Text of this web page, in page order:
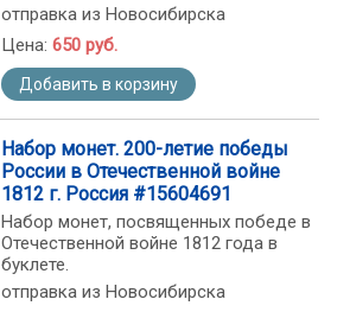
отправка из Новосибирска
Цена: 650 руб.
Добавить в корзину
Набор монет. 200-летие победы
России в Отечественной войне
1812 г. Россия #15604691
Набор монет, посвященных победе в
Отечественной войне 1812 года в
буклете.
отправка из Новосибирска